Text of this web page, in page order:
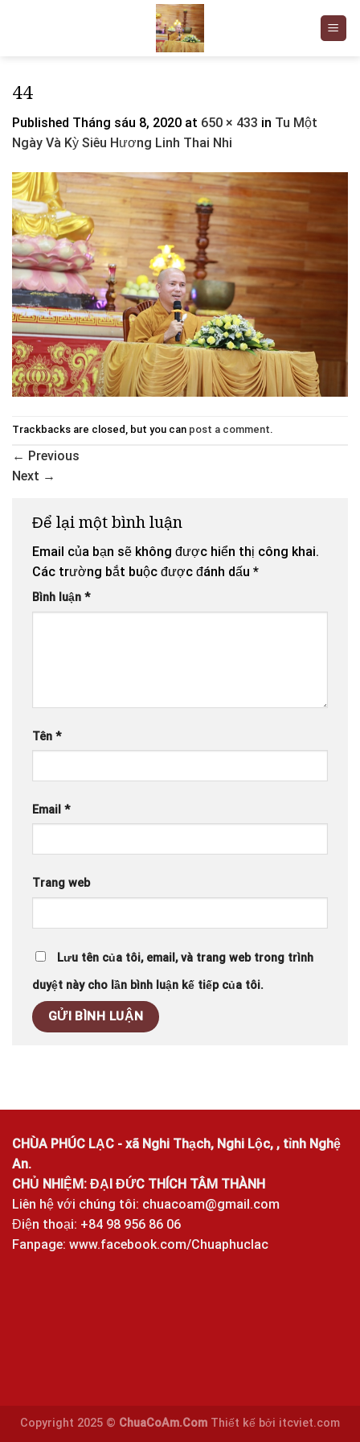
44
Published Tháng sáu 8, 2020 at 650 × 433 in Tu Một
Ngày Và Kỳ Siêu Hương Linh Thai Nhi
Trackbacks are closed, but you can post a comment.
← Previous
Next →
Để lại một bình luận
Email của bạn sẽ không được hiển thị công khai.
Các trường bắt buộc được đánh dấu *
Bình luận *
Tên *
Email *
Trang web
Lưu tên của tôi, email, và trang web trong trình
duyệt này cho lần bình luận kế tiếp của tôi.
CHÙA PHÚC LẠC - xã Nghi Thạch, Nghi Lộc, , tỉnh Nghệ
An.
CHỦ NHIỆM: ĐẠI ĐỨC THÍCH TÂM THÀNH
Liên hệ với chúng tôi: chuacoam@gmail.com
Điện thoại: +84 98 956 86 06
Fanpage: www.facebook.com/Chuaphuclac
Copyright 2025 © ChuaCoAm.Com Thiết kế bởi itcviet.com